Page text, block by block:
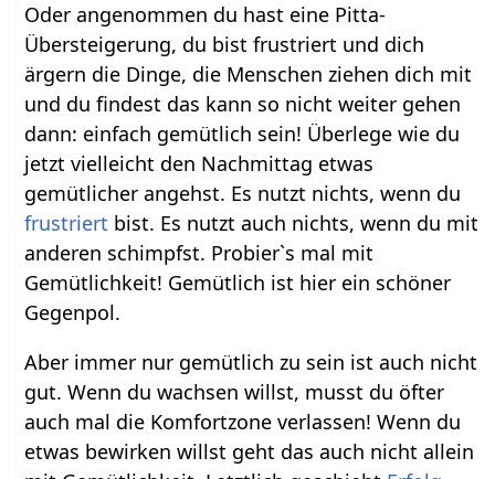
Oder angenommen du hast eine Pitta-
Übersteigerung, du bist frustriert und dich
ärgern die Dinge, die Menschen ziehen dich mit
und du findest das kann so nicht weiter gehen
dann: einfach gemütlich sein! Überlege wie du
jetzt vielleicht den Nachmittag etwas
gemütlicher angehst. Es nutzt nichts, wenn du
frustriert bist. Es nutzt auch nichts, wenn du mit
anderen schimpfst. Probier`s mal mit
Gemütlichkeit! Gemütlich ist hier ein schöner
Gegenpol.
Aber immer nur gemütlich zu sein ist auch nicht
gut. Wenn du wachsen willst, musst du öfter
auch mal die Komfortzone verlassen! Wenn du
etwas bewirken willst geht das auch nicht allein